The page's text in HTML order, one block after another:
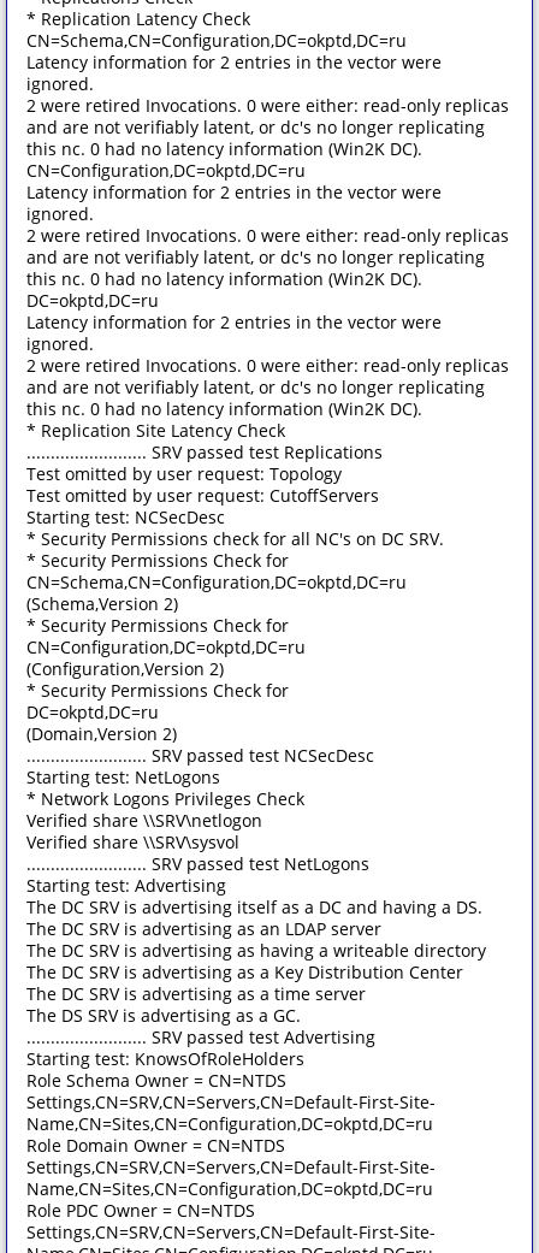
* Replication Latency Check
CN=Schema,CN=Configuration,DC=okptd,DC=ru
Latency information for 2 entries in the vector were
ignored.
2 were retired Invocations. 0 were either: read-only replicas
and are not verifiably latent, or dc's no longer replicating
this nc. 0 had no latency information (Win2K DC).
CN=Configuration,DC=okptd,DC=ru
Latency information for 2 entries in the vector were
ignored.
2 were retired Invocations. 0 were either: read-only replicas
and are not verifiably latent, or dc's no longer replicating
this nc. 0 had no latency information (Win2K DC).
DC=okptd,DC=ru
Latency information for 2 entries in the vector were
ignored.
2 were retired Invocations. 0 were either: read-only replicas
and are not verifiably latent, or dc's no longer replicating
this nc. 0 had no latency information (Win2K DC).
* Replication Site Latency Check
......................... SRV passed test Replications
Test omitted by user request: Topology
Test omitted by user request: CutoffServers
Starting test: NCSecDesc
* Security Permissions check for all NC's on DC SRV.
* Security Permissions Check for
CN=Schema,CN=Configuration,DC=okptd,DC=ru
(Schema,Version 2)
* Security Permissions Check for
CN=Configuration,DC=okptd,DC=ru
(Configuration,Version 2)
* Security Permissions Check for
DC=okptd,DC=ru
(Domain,Version 2)
......................... SRV passed test NCSecDesc
Starting test: NetLogons
* Network Logons Privileges Check
Verified share \\SRV\netlogon
Verified share \\SRV\sysvol
......................... SRV passed test NetLogons
Starting test: Advertising
The DC SRV is advertising itself as a DC and having a DS.
The DC SRV is advertising as an LDAP server
The DC SRV is advertising as having a writeable directory
The DC SRV is advertising as a Key Distribution Center
The DC SRV is advertising as a time server
The DS SRV is advertising as a GC.
......................... SRV passed test Advertising
Starting test: KnowsOfRoleHolders
Role Schema Owner = CN=NTDS
Settings,CN=SRV,CN=Servers,CN=Default-First-Site-
Name,CN=Sites,CN=Configuration,DC=okptd,DC=ru
Role Domain Owner = CN=NTDS
Settings,CN=SRV,CN=Servers,CN=Default-First-Site-
Name,CN=Sites,CN=Configuration,DC=okptd,DC=ru
Role PDC Owner = CN=NTDS
Settings,CN=SRV,CN=Servers,CN=Default-First-Site-